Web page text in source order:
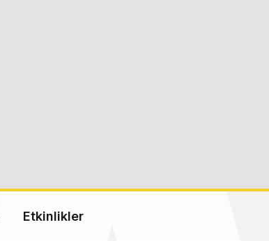
Etkinlikler